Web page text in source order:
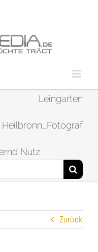
Leingarten
Nutz
Zurück